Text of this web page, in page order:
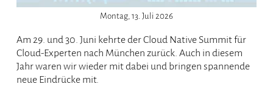
Montag, 13. Juli 2026
Am 29. und 30. Juni kehrte der Cloud Native Summit für
Cloud-Experten nach München zurück. Auch in diesem
Jahr waren wir wieder mit dabei und bringen spannende
neue Eindrücke mit.